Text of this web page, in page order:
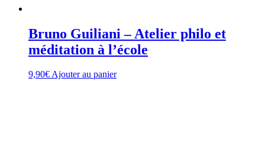
Bruno Guiliani – Atelier philo et
méditation à l’école
9,90€Ajouter au panier